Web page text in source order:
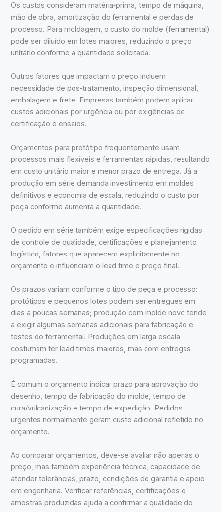
Os custos consideram matéria‑prima, tempo de máquina,
mão de obra, amortização do ferramental e perdas de
processo. Para moldagem, o custo do molde (ferramental)
pode ser diluído em lotes maiores, reduzindo o preço
unitário conforme a quantidade solicitada.
Outros fatores que impactam o preço incluem
necessidade de pós‑tratamento, inspeção dimensional,
embalagem e frete. Empresas também podem aplicar
custos adicionais por urgência ou por exigências de
certificação e ensaios.
Orçamentos para protótipo frequentemente usam
processos mais flexíveis e ferramentas rápidas, resultando
em custo unitário maior e menor prazo de entrega. Já a
produção em série demanda investimento em moldes
definitivos e economia de escala, reduzindo o custo por
peça conforme aumenta a quantidade.
O pedido em série também exige especificações rígidas
de controle de qualidade, certificações e planejamento
logístico, fatores que aparecem explicitamente no
orçamento e influenciam o lead time e preço final.
Os prazos variam conforme o tipo de peça e processo:
protótipos e pequenos lotes podem ser entregues em
dias a poucas semanas; produção com molde novo tende
a exigir algumas semanas adicionais para fabricação e
testes do ferramental. Produções em larga escala
costumam ter lead times maiores, mas com entregas
programadas.
É comum o orçamento indicar prazo para aprovação do
desenho, tempo de fabricação do molde, tempo de
cura/vulcanização e tempo de expedição. Pedidos
urgentes normalmente geram custo adicional refletido no
orçamento.
Ao comparar orçamentos, deve‑se avaliar não apenas o
preço, mas também experiência técnica, capacidade de
atender tolerâncias, prazo, condições de garantia e apoio
em engenharia. Verificar referências, certificações e
amostras produzidas ajuda a confirmar a qualidade do